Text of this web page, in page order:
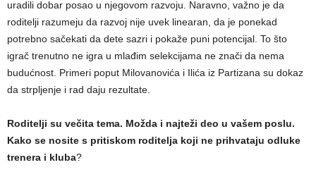
uradili dobar posao u njegovom razvoju. Naravno, važno je da
roditelji razumeju da razvoj nije uvek linearan, da je ponekad
potrebno sačekati da dete sazri i pokaže puni potencijal. To što
igrač trenutno ne igra u mlađim selekcijama ne znači da nema
budućnost. Primeri poput Milovanovića i Ilića iz Partizana su dokaz
da strpljenje i rad daju rezultate.
Roditelji su večita tema. Možda i najteži deo u vašem poslu.
Kako se nosite s pritiskom roditelja koji ne prihvataju odluke
trenera i kluba?